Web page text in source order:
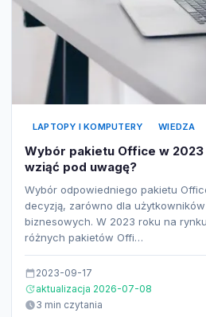
LAPTOPY I KOMPUTERY WIEDZA
Wybór pakietu Office w
wziąć pod uwagę?
Wybór odpowiedniego pakietu
decyzją, zarówno dla
biznesowych. W 2023 roku na
różnych pakietów Offi…
2023-09-17
aktualizacja 2026-07-08
3 min czytania